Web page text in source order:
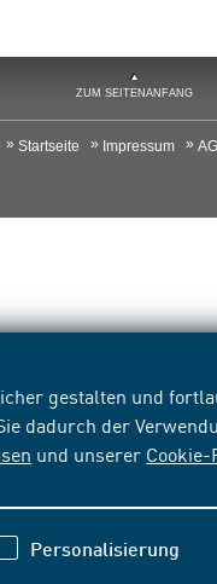
gestalten und
dadurch der
und unserer
Personalisierung
ZUM SEITENANFANG
Startseite Impressum